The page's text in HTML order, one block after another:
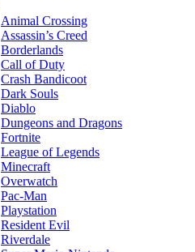
Animal Crossing
Assassin’s Creed
Borderlands
Call of Duty
Crash Bandicoot
Dark Souls
Diablo
Dungeons and Dragons
Fortnite
League of Legends
Minecraft
Overwatch
Pac-Man
Playstation
Resident Evil
Riverdale